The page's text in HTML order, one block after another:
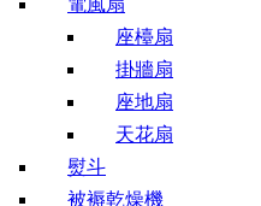
座檯扇
掛牆扇
座地扇
天花扇
熨斗
被褥乾燥機